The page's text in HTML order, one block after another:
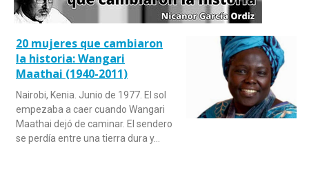
20 mujeres que cambiaron
la historia: Wangari
Maathai (1940-2011)
Nairobi, Kenia. Junio de 1977. El sol
empezaba a caer cuando Wangari
Maathai dejó de caminar. El sendero
se perdía entre una tierra dura y…